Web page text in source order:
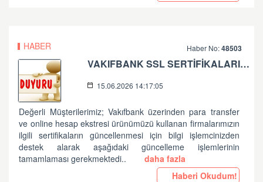
HABER Haber No:48503
VAKIFBANK SSL SERTİFİKALARININ GÜNCELLENMESİ HK.
15.06.2026 14:17:05
Değerli Müşterilerimiz; Vakıfbank üzerinden para transfer
ve online hesap ekstresi ürünümüzü kullanan firmalarımızın
ilgili sertifikaların güncellenmesi için bilgi işlemcinizden
destek alarak aşağıdaki güncelleme işlemlerinin
tamamlaması gerekmektedi..
daha fazla
Haberi Okudum!